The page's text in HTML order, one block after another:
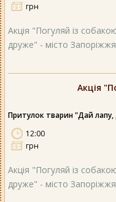
грн
Акція "Погуляй із
друже" - місто
Акція
Притулок тварин "Дай
12:00
грн
Акція "Погуляй із
друже" - місто